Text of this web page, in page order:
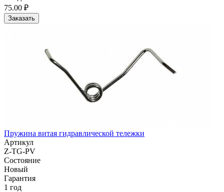
75.00 ₽
Заказать
Пружина витая гидравлической тележки
Артикул
Z-TG-PV
Состояние
Новый
Гарантия
1 год